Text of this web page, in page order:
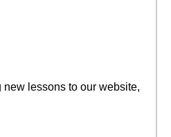
new lessons to our website,